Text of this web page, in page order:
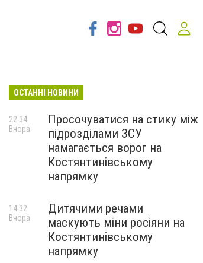
ОСТАННІ НОВИНИ
Просочуватися на стику між
підрозділами ЗСУ
намагається ворог на
Костянтинівському
напрямку
22:34
Вчора
Дитячими речами
маскують міни росіяни на
Костянтинівському
напрямку
14:32
Вчора